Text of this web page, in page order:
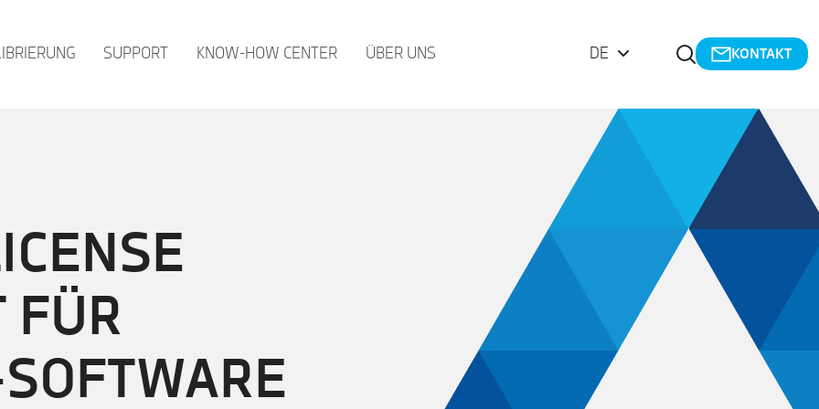
SUPPORT KNOW-HOW CENTER ÜBER UNS DE Suche öffnenKONTAKT
FÜR